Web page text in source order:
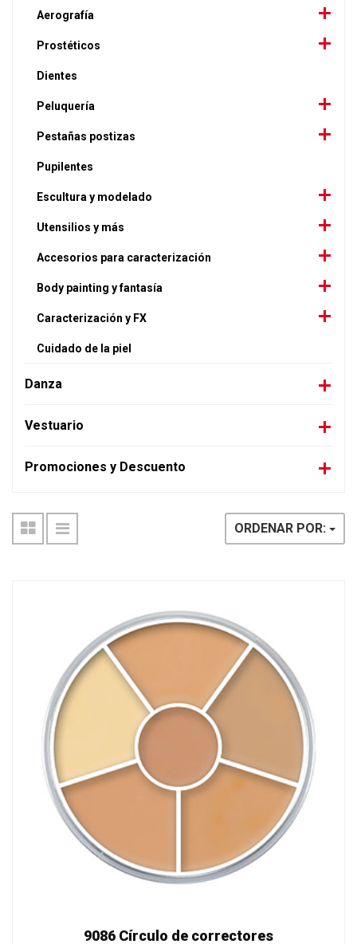
Aerografía
Prostéticos
Dientes
Peluquería
Pestañas postizas
Pupilentes
Escultura y modelado
Utensilios y más
Accesorios para caracterización
Body painting y fantasía
Caracterización y FX
Cuidado de la piel
Danza
Vestuario
Promociones y Descuento
ORDENAR POR:
9086 Círculo de correctores